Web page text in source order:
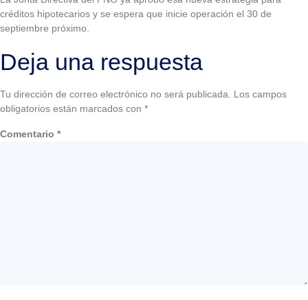
créditos hipotecarios y se espera que inicie operación el 30 de
septiembre próximo.
Deja una respuesta
Tu dirección de correo electrónico no será publicada. Los campos
obligatorios están marcados con *
Comentario *